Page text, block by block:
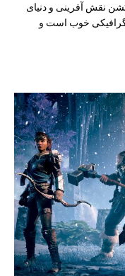
نقش آفرینی و دنیای
گرافیکی خوب است و